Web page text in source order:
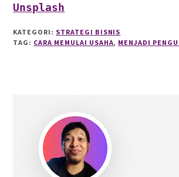
Unsplash
KATEGORI: STRATEGI BISNIS
TAG: CARA MEMULAI USAHA, MENJADI